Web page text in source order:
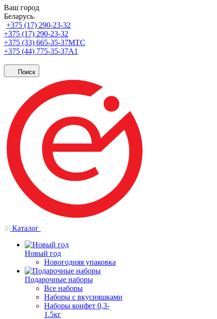
Ваш город
Беларусь
+375 (17) 290-23-32
+375 (17) 290-23-32
+375 (33) 665-35-37МТС
+375 (44) 775-35-37А1
Поиск
Каталог
Новый год
Новогодняя упаковка
Подарочные наборы
Все наборы
Наборы с вкусняшками
Наборы конфет 0,3-
1.5кг